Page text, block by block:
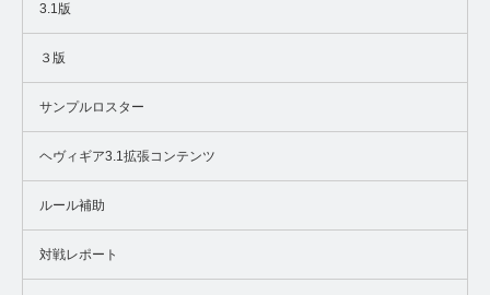
3.1版
３版
サンプルロスター
ヘヴィギア3.1拡張コンテンツ
ルール補助
対戦レポート